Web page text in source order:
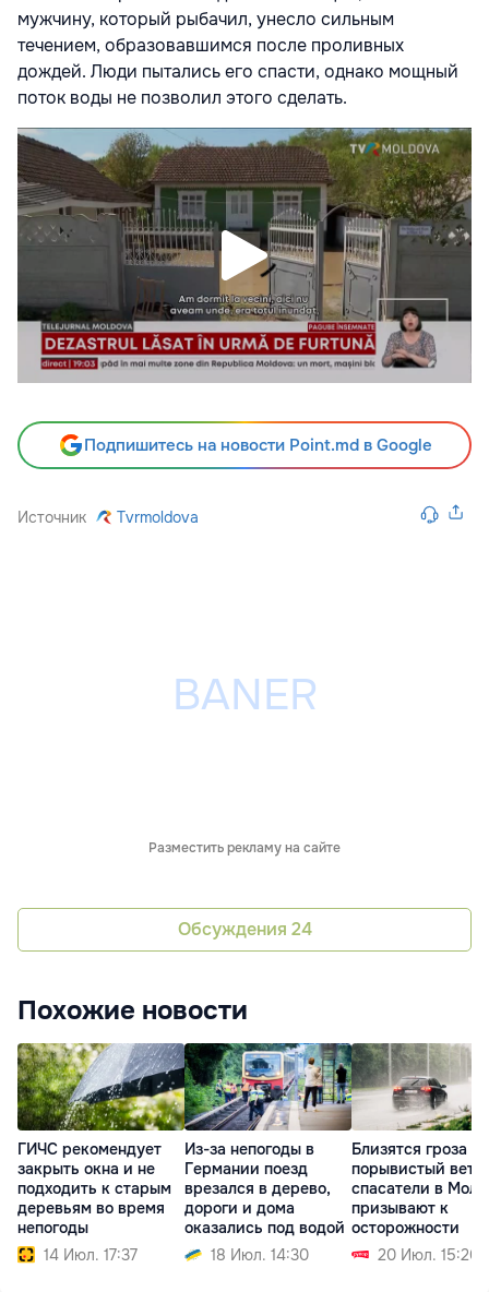
мужчину, который рыбачил, унесло сильным
течением, образовавшимся после проливных
дождей. Люди пытались его спасти, однако мощный
поток воды не позволил этого сделать.
Подпишитесь на новости Point.md в Google
Источник Tvrmoldova
Разместить рекламу на сайте
Обсуждения 24
Похожие новости
ГИЧС рекомендует
закрыть окна и не
подходить к старым
деревьям во время
непогоды
14 Июл. 17:37
Из-за непогоды в
Германии поезд
врезался в дерево,
дороги и дома
оказались под водой
18 Июл. 14:30
Близятся гроза и
порывистый
спасатели в
призывают к
осторожности
20 Июл. 15:20